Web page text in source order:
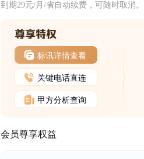
到期29元/月/省自动续费，可随时取消。
标讯详情查看
关键电话直连
甲方分析查询
会员尊享权益